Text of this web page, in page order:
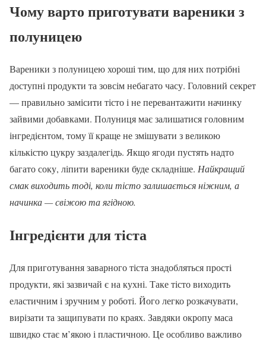
Чому варто приготувати вареники з
полуницею
Вареники з полуницею хороші тим, що для них потрібні
доступні продукти та зовсім небагато часу. Головний секрет
— правильно замісити тісто і не перевантажити начинку
зайвими добавками. Полуниця має залишатися головним
інгредієнтом, тому її краще не змішувати з великою
кількістю цукру заздалегідь. Якщо ягоди пустять надто
багато соку, ліпити вареники буде складніше. Найкращий
смак виходить тоді, коли тісто залишається ніжним, а
начинка — свіжою та ягідною.
Інгредієнти для тіста
Для приготування заварного тіста знадобляться прості
продукти, які зазвичай є на кухні. Таке тісто виходить
еластичним і зручним у роботі. Його легко розкачувати,
вирізати та защипувати по краях. Завдяки окропу маса
швидко стає м’якою і пластичною. Це особливо важливо